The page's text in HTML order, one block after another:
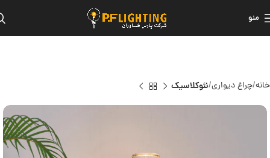
منو
خانه چراغ دیواری نئوکلاسیک